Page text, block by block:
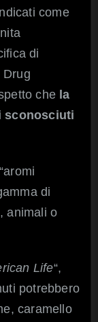
come
di
Drug
che la
sconosciuti
di
animali o
Life“,
potrebbero
caramello